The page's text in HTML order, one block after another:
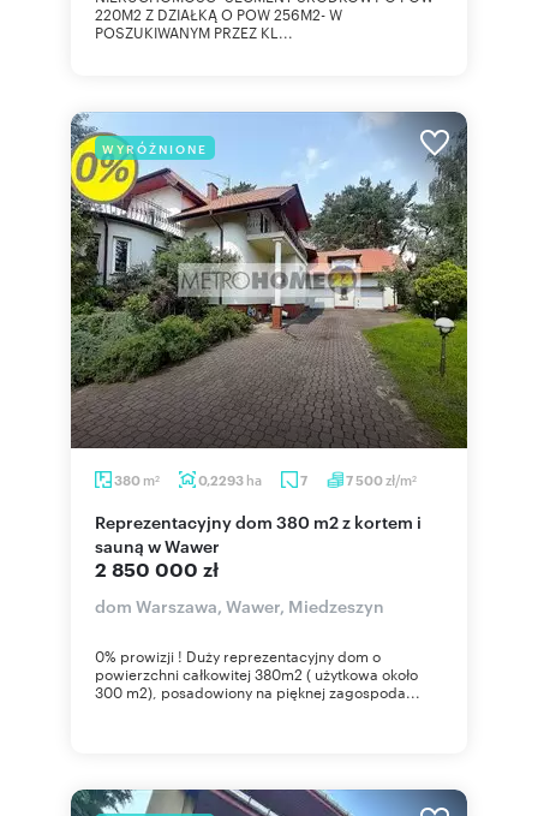
220M2 Z DZIAŁKĄ O POW 256M2- W
POSZUKIWANYM PRZEZ KL...
WYRÓŻNIONE
380 m2 0,2293 ha 7 7 500zł/m2
Reprezentacyjny dom 380 m2 z kortem i
sauną w Wawer
2 850 000 zł
dom Warszawa, Wawer, Miedzeszyn
0% prowizji ! Duży reprezentacyjny dom o
powierzchni całkowitej 380m2 ( użytkowa około
300 m2), posadowiony na pięknej zagospoda...